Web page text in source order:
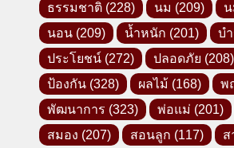
ธรรมชาติ (228) นม (209)
นอน (209) น้ำหนัก (201) บ
ประโยชน์ (272) ปลอดภัย (208)
ป้องกัน (328) ผลไม้ (168) พ
พัฒนาการ (323) พ่อแม่ (201)
สมอง (207) สอนลูก (117) ส